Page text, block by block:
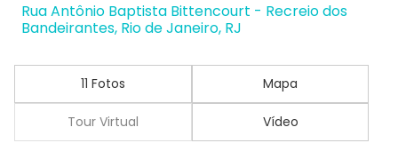
Rua Antônio Baptista Bittencourt - Recreio dos
Bandeirantes, Rio de Janeiro, RJ
11 Fotos Mapa
Tour Virtual Vídeo